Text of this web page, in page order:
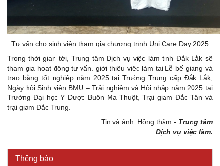
Tư vấn cho sinh viên tham gia chương trình Uni Care Day 2025
Trong thời gian tới, Trung tâm Dịch vụ việc làm tỉnh Đắk Lắk sẽ
tham gia hoạt động tư vấn, giới thiệu việc làm tại Lễ bế giảng và
trao bằng tốt nghiệp năm 2025 tại Trường Trung cấp Đắk Lắk,
Ngày hội Sinh viên BMU – Trải nghiệm và Hội nhập năm 2025 tại
Trường Đại học Y Dược Buôn Ma Thuột, Trại giam Đắc Tân và
trại giam Đắc Trung.
Tin và ảnh: Hồng thắm - Trung tâm
Dịch vụ việc làm.
Thông báo
Kế hoạch Kiểm tra, sát hạch để tiếp nhận vào làm công
chức tỉnh Đắk Lắk năm 2026
công chức để xử lý, khắc phục theo Kết luận số 232-
KL/TW ngày 08/01/2026 của Ban Bí thư